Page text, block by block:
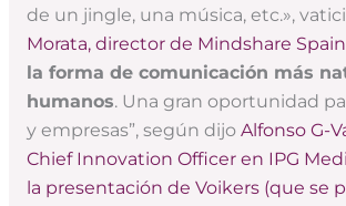
de un jingle, una música, etc.»,
Morata, director de Mindshare Spain
la forma de comunicación más
humanos. Una gran oportunidad
y empresas”, según dijo Alfonso G-
Chief Innovation Officer en IPG
la presentación de Voikers (que se